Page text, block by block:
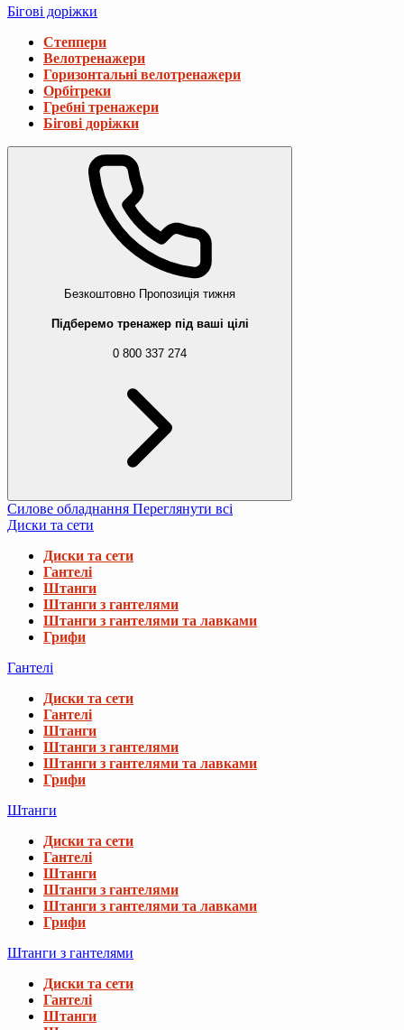
Бігові доріжки
Степпери
Велотренажери
Горизонтальні велотренажери
Орбітреки
Гребні тренажери
Бігові доріжки
Безкоштовно Пропозиція тижня
Підберемо тренажер під ваші цілі
0 800 337 274
Силове обладнання Переглянути всі
Диски та сети
Диски та сети
Гантелі
Штанги
Штанги з гантелями
Штанги з гантелями та лавками
Грифи
Гантелі
Диски та сети
Гантелі
Штанги
Штанги з гантелями
Штанги з гантелями та лавками
Грифи
Штанги
Диски та сети
Гантелі
Штанги
Штанги з гантелями
Штанги з гантелями та лавками
Грифи
Штанги з гантелями
Диски та сети
Гантелі
Штанги